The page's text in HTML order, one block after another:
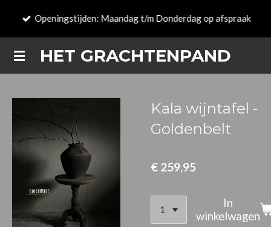
de
HET GRACHTENPAND
Openingstijden: Maandag t/m Donderdag op afspraak
Kala wijntafel -
Goldenbelt
€ 259,95
In
winkelwagen